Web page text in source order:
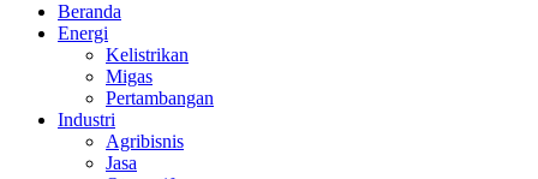
Beranda
Energi
Kelistrikan
Migas
Pertambangan
Industri
Agribisnis
Jasa